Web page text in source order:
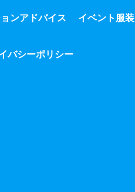
ンアドバイス イベント服装
バシーポリシー